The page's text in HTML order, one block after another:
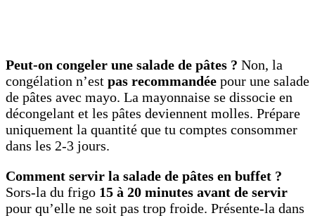
Peut-on congeler une salade de pâtes ? Non, la
congélation n’est pas recommandée pour une salade
de pâtes avec mayo. La mayonnaise se dissocie en
décongelant et les pâtes deviennent molles. Prépare
uniquement la quantité que tu comptes consommer
dans les 2-3 jours.
Comment servir la salade de pâtes en buffet ?
Sors-la du frigo 15 à 20 minutes avant de servir
pour qu’elle ne soit pas trop froide. Présente-la dans